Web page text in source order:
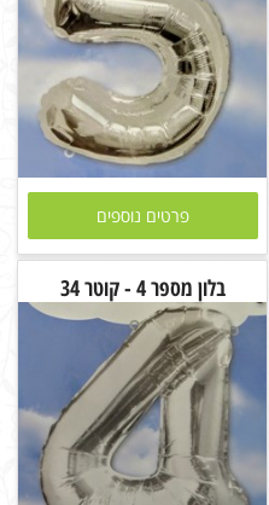
פרטים נוספים
בלון מספר 4 - קוטר 34